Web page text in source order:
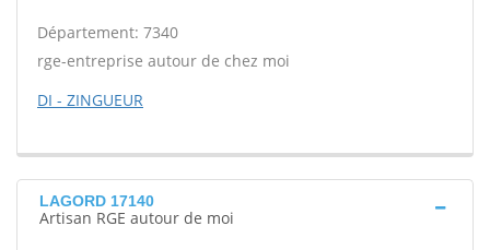
Département: 7340
rge-entreprise autour de chez moi
DI - ZINGUEUR
LAGORD 17140
Artisan RGE autour de moi